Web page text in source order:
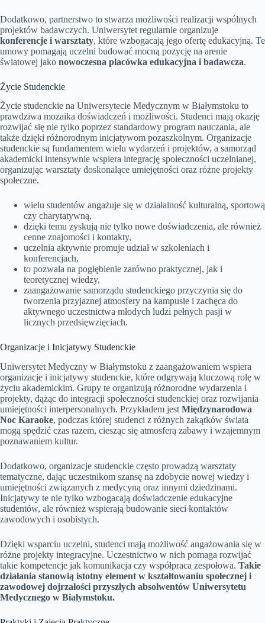
Dodatkowo, partnerstwo to stwarza możliwości realizacji wspólnych
projektów badawczych. Uniwersytet regularnie organizuje
konferencje i warsztaty, które wzbogacają jego ofertę edukacyjną. Te
umowy pomagają uczelni budować mocną pozycję na arenie
światowej jako nowoczesna placówka edukacyjna i badawcza.
Życie Studenckie
Życie studenckie na Uniwersytecie Medycznym w Białymstoku to
prawdziwa mozaika doświadczeń i możliwości. Studenci mają okazję
rozwijać się nie tylko poprzez standardowy program nauczania, ale
także dzięki różnorodnym inicjatywom pozaszkolnym. Organizacje
studenckie są fundamentem wielu wydarzeń i projektów, a samorząd
akademicki intensywnie wspiera integrację społeczności uczelnianej,
organizując warsztaty doskonalące umiejętności oraz różne projekty
społeczne.
wielu studentów angażuje się w działalność kulturalną, sportową
czy charytatywną,
dzięki temu zyskują nie tylko nowe doświadczenia, ale również
cenne znajomości i kontakty,
uczelnia aktywnie promuje udział w szkoleniach i
konferencjach,
to pozwala na pogłębienie zarówno praktycznej, jak i
teoretycznej wiedzy,
zaangażowanie samorządu studenckiego przyczynia się do
tworzenia przyjaznej atmosfery na kampusie i zachęca do
aktywnego uczestnictwa młodych ludzi pełnych pasji w
licznych przedsięwzięciach.
Organizacje i Inicjatywy Studenckie
Uniwersytet Medyczny w Białymstoku z zaangażowaniem wspiera
organizacje i inicjatywy studenckie, które odgrywają kluczową rolę w
życiu akademickim. Grupy te organizują różnorodne wydarzenia i
projekty, dążąc do integracji społeczności studenckiej oraz rozwijania
umiejętności interpersonalnych. Przykładem jest Międzynarodowa
Noc Karaoke, podczas której studenci z różnych zakątków świata
mogą spędzić czas razem, ciesząc się atmosferą zabawy i wzajemnym
poznawaniem kultur.
Dodatkowo, organizacje studenckie często prowadzą warsztaty
tematyczne, dając uczestnikom szansę na zdobycie nowej wiedzy i
umiejętności związanych z medycyną oraz innymi dziedzinami.
Inicjatywy te nie tylko wzbogacają doświadczenie edukacyjne
studentów, ale również wspierają budowanie sieci kontaktów
zawodowych i osobistych.
Dzięki wsparciu uczelni, studenci mają możliwość angażowania się w
różne projekty integracyjne. Uczestnictwo w nich pomaga rozwijać
takie kompetencje jak komunikacja czy współpraca zespołowa. Takie
działania stanowią istotny element w kształtowaniu społecznej i
zawodowej dojrzałości przyszłych absolwentów Uniwersytetu
Medycznego w Białymstoku.